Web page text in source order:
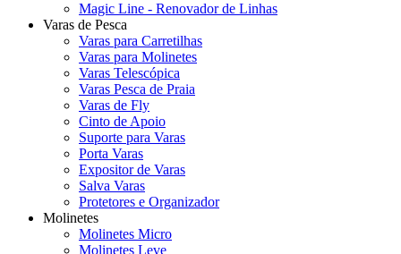
Magic Line - Renovador de Linhas
Varas de Pesca
Varas para Carretilhas
Varas para Molinetes
Varas Telescópica
Varas Pesca de Praia
Varas de Fly
Cinto de Apoio
Suporte para Varas
Porta Varas
Expositor de Varas
Salva Varas
Protetores e Organizador
Molinetes
Molinetes Micro
Molinetes Leve